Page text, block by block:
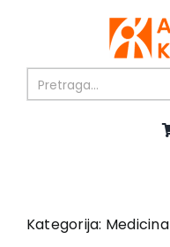
About us
Kategorija: Medicina